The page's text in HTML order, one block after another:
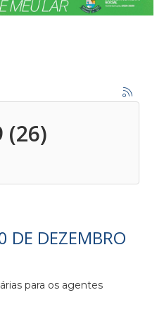
(26)
DE DEZEMBRO
para os agentes